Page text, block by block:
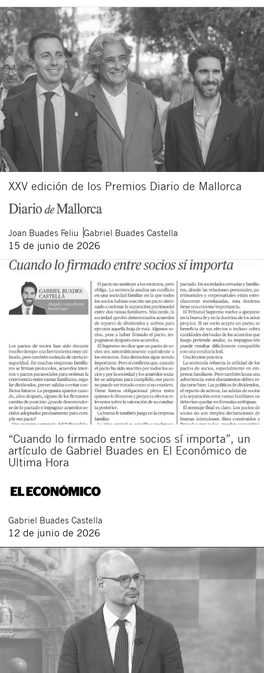
XXV edición de los Premios Diario de Mallorca
Joan Buades Feliu Gabriel Buades Castella
15 de junio de 2026
“Cuando lo firmado entre socios sí importa”, un
artículo de Gabriel Buades en El Económico de
Ultima Hora
Gabriel Buades Castella
12 de junio de 2026
Cerrar